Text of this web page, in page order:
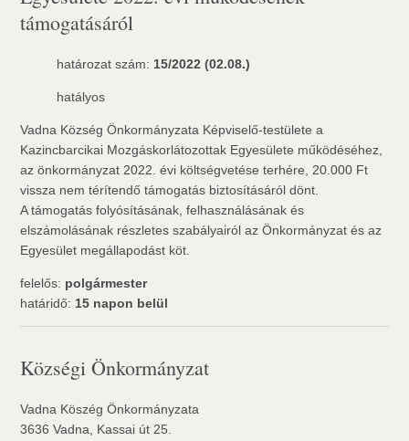
támogatásáról
határozat szám: 15/2022 (02.08.)
hatályos
Vadna Község Önkormányzata Képviselő-testülete a
Kazincbarcikai Mozgáskorlátozottak Egyesülete működéséhez,
az önkormányzat 2022. évi költségvetése terhére, 20.000 Ft
vissza nem térítendő támogatás biztosításáról dönt.
A támogatás folyósításának, felhasználásának és
elszámolásának részletes szabályairól az Önkormányzat és az
Egyesület megállapodást köt.
felelős: polgármester
határidő: 15 napon belül
Községi Önkormányzat
Vadna Köszég Önkormányzata
3636 Vadna, Kassai út 25.